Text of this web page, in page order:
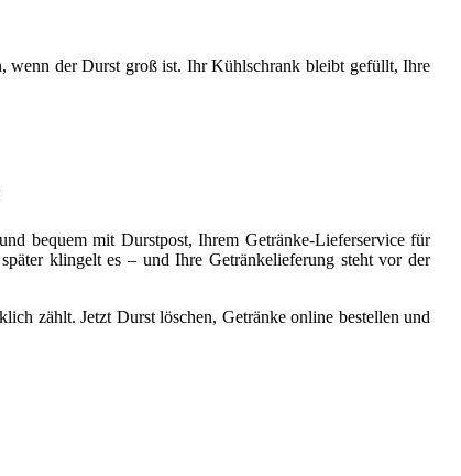
wenn der Durst groß ist. Ihr Kühlschrank bleibt gefüllt, Ihre
bequem mit Durstpost, Ihrem Getränke-Lieferservice für
klingelt es – und Ihre Getränkelieferung steht vor der
zählt. Jetzt Durst löschen, Getränke online bestellen und